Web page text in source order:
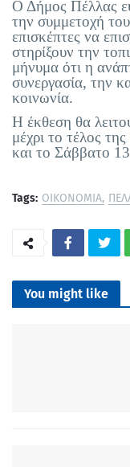
Ο Δήμος Πέλλας
την συμμετοχή
επισκέπτες να
στηρίξουν την
μήνυμα ότι η
συνεργασία, την
κοινωνία.
Η έκθεση θα
μέχρι το τέλος
και το Σάββατο
Tags: ΟΙΚΟΝΟΜΙΑ
You might like